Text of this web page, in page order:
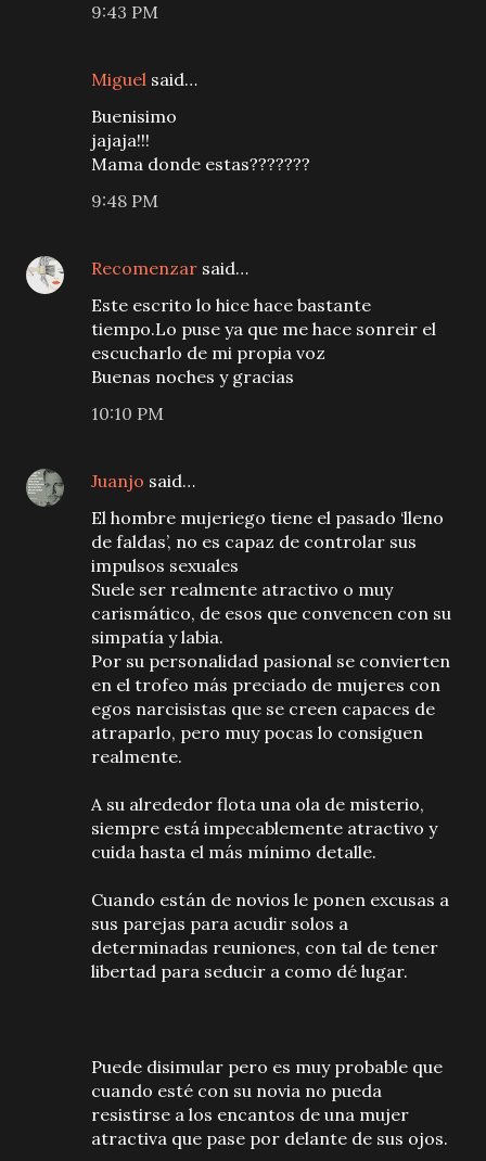
9:43 PM
Miguel said…
Buenisimo
jajaja!!!
Mama donde estas???????
9:48 PM
Recomenzar said…
Este escrito lo hice hace bastante
tiempo.Lo puse ya que me hace sonreir el
escucharlo de mi propia voz
Buenas noches y gracias
10:10 PM
Juanjo said…
El hombre mujeriego tiene el pasado ‘lleno
de faldas’, no es capaz de controlar sus
impulsos sexuales
Suele ser realmente atractivo o muy
carismático, de esos que convencen con su
simpatía y labia.
Por su personalidad pasional se convierten
en el trofeo más preciado de mujeres con
egos narcisistas que se creen capaces de
atraparlo, pero muy pocas lo consiguen
realmente.
A su alrededor flota una ola de misterio,
siempre está impecablemente atractivo y
cuida hasta el más mínimo detalle.
Cuando están de novios le ponen excusas a
sus parejas para acudir solos a
determinadas reuniones, con tal de tener
libertad para seducir a como dé lugar.
Puede disimular pero es muy probable que
cuando esté con su novia no pueda
resistirse a los encantos de una mujer
atractiva que pase por delante de sus ojos.